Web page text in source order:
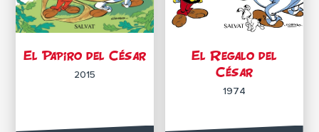
El Papiro del César
2015
El Regalo del
César
1974